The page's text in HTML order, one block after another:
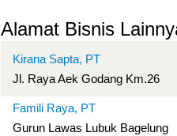
Alamat Bisnis
Kirana Sapta, PT
Jl. Raya Aek Godang Km.26
Famili Raya, PT
Gurun Lawas Lubuk Bagelung